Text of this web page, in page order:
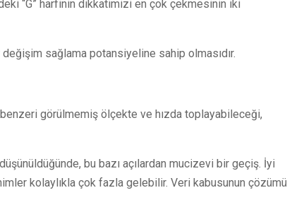
“G” harfinin dikkatimizi en çok çekmesinin iki
sağlama potansiyeline sahip olmasıdır.
görülmemiş ölçekte ve hızda toplayabileceği,
bu bazı açılardan mucizevi bir geçiş. İyi
kolaylıkla çok fazla gelebilir. Veri kabusunun çözümü